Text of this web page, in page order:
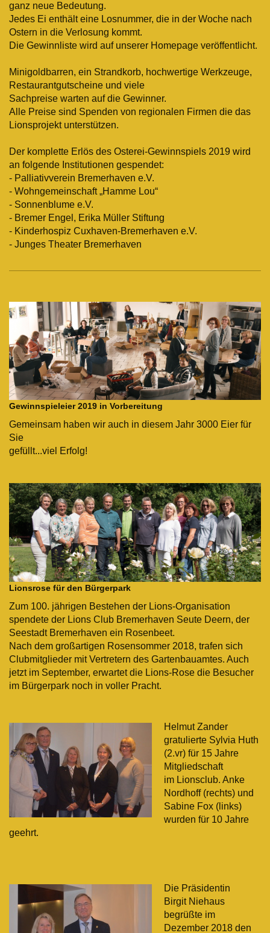
ganz neue Bedeutung.
Jedes Ei enthält eine Losnummer, die in der Woche nach
Ostern in die Verlosung kommt.
Die Gewinnliste wird auf unserer Homepage veröffentlicht.
Minigoldbarren, ein Strandkorb, hochwertige Werkzeuge,
Restaurantgutscheine und viele
Sachpreise warten auf die Gewinner.
Alle Preise sind Spenden von regionalen Firmen die das
Lionsprojekt unterstützen.
Der komplette Erlös des Osterei-Gewinnspiels 2019 wird
an folgende Institutionen gespendet:
- Palliativverein Bremerhaven e.V.
- Wohngemeinschaft „Hamme Lou“
- Sonnenblume e.V.
- Bremer Engel, Erika Müller Stiftung
- Kinderhospiz Cuxhaven-Bremerhaven e.V.
- Junges Theater Bremerhaven
Gewinnspieleier 2019 in Vorbereitung
Gemeinsam haben wir auch in diesem Jahr 3000 Eier für
Sie
gefüllt...viel Erfolg!
Lionsrose für den Bürgerpark
Zum 100. jährigen Bestehen der Lions-Organisation
spendete der Lions Club Bremerhaven Seute Deern, der
Seestadt Bremerhaven ein Rosenbeet.
Nach dem großartigen Rosensommer 2018, trafen sich
Clubmitglieder mit Vertretern des Gartenbauamtes. Auch
jetzt im September, erwartet die Lions-Rose die Besucher
im Bürgerpark noch in voller Pracht.
Helmut Zander
gratulierte Sylvia Huth
(2.vr) für 15 Jahre
Mitgliedschaft
im Lionsclub. Anke
Nordhoff (rechts) und
Sabine Fox (links)
wurden für 10 Jahre
geehrt.
Die Präsidentin
Birgit Niehaus
begrüßte im
Dezember 2018 den